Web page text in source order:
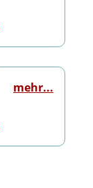
mehr...